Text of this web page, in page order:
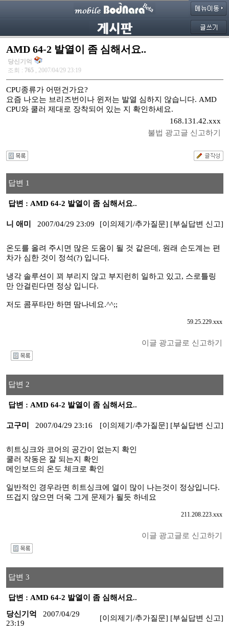
AMD 64-2 발열이 좀 심해서요..
당신기억
조회 : 765 , 2007/04/29 23:19
CPU종류가 어떤건가요?
요즘 나오는 브리즈번이나 윈저는 발열 심하지 않습니다. AMD
CPU와 쿨러 제대로 장착되어 있는 지 확인하세요.
168.131.42.xxx
불법 광고글 신고하기
답변 1
답변 : AMD 64-2 발열이 좀 심해서요..
니 애미 2007/04/29 23:09 [이의제기/추가질문] [부실답변 신고]
온도를 올려 주시면 많은 도움이 될 것 같은데, 원래 손도계는 편
차가 심한 것이 정석(?) 입니다.
냉각 솔루션이 꾀 부리지 않고 부지런히 일하고 있고, 스로틀링
만 안걸린다면 정상 입니다.
저도 콤푸타만 하면 땀나네요.^^;;
59.25.229.xxx
이글 광고글로 신고하기
답변 2
답변 : AMD 64-2 발열이 좀 심해서요..
고구미 2007/04/29 23:16 [이의제기/추가질문] [부실답변 신고]
히트싱크와 코어의 공간이 없는지 확인
쿨러 작동은 잘 되는지 확인
메인보드의 온도 체크로 확인
일반적인 경우라면 히트싱크에 열이 많이 나는것이 정상입니다.
뜨겁지 않으면 더욱 그게 문제가 될듯 하네요
211.208.223.xxx
이글 광고글로 신고하기
답변 3
답변 : AMD 64-2 발열이 좀 심해서요..
당신기억
2007/04/29
23:19
[이의제기/추가질문] [부실답변 신고]